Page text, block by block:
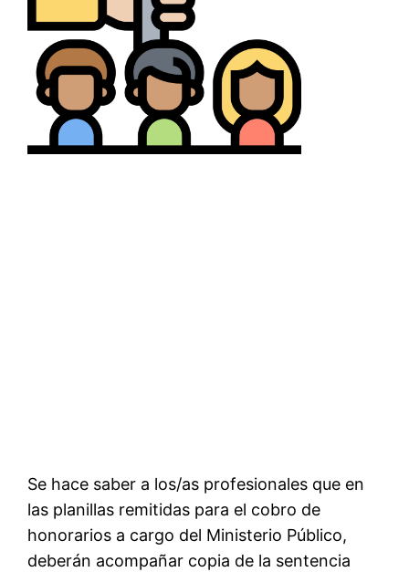
Se hace saber a los/as profesionales que en
las planillas remitidas para el cobro de
honorarios a cargo del Ministerio Público,
deberán acompañar copia de la sentencia